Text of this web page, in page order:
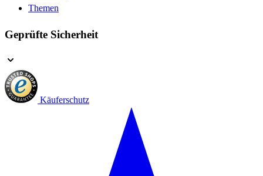
Themen
Geprüfte Sicherheit
Käuferschutz